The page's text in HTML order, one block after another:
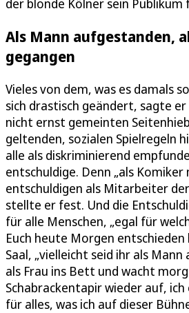
Als Mann aufgestanden,
gegangen
Vieles von dem, was es damals
sich drastisch geändert, sagte
nicht ernst gemeinten
geltenden, sozialen Spielregeln
alle als diskriminierend
entschuldige. Denn „als
entschuldigen als Mitarbeiter der
stellte er fest. Und die
für alle Menschen, „egal für
Euch heute Morgen
Saal, „vielleicht seid ihr als
als Frau ins Bett und wacht
Schabrackentapir wieder auf,
für alles, was ich auf dieser